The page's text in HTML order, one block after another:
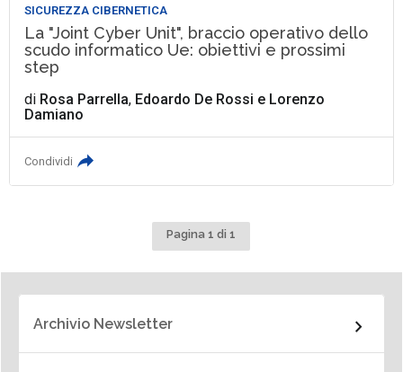
SICUREZZA CIBERNETICA
La "Joint Cyber Unit", braccio operativo dello
scudo informatico Ue: obiettivi e prossimi
step
di Rosa Parrella, Edoardo De Rossi e Lorenzo
Damiano
Condividi
Pagina 1 di 1
Archivio Newsletter